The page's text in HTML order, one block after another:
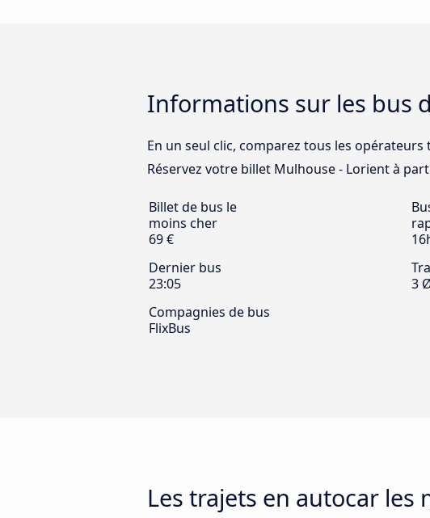
Informations sur les bus
En un seul clic, comparez tous les
Réservez votre billet Mulhouse - Lorient à
Billet de bus le
moins cher
69 €
Dernier bus
23:05
3
Compagnies de bus
FlixBus
Les trajets en autocar